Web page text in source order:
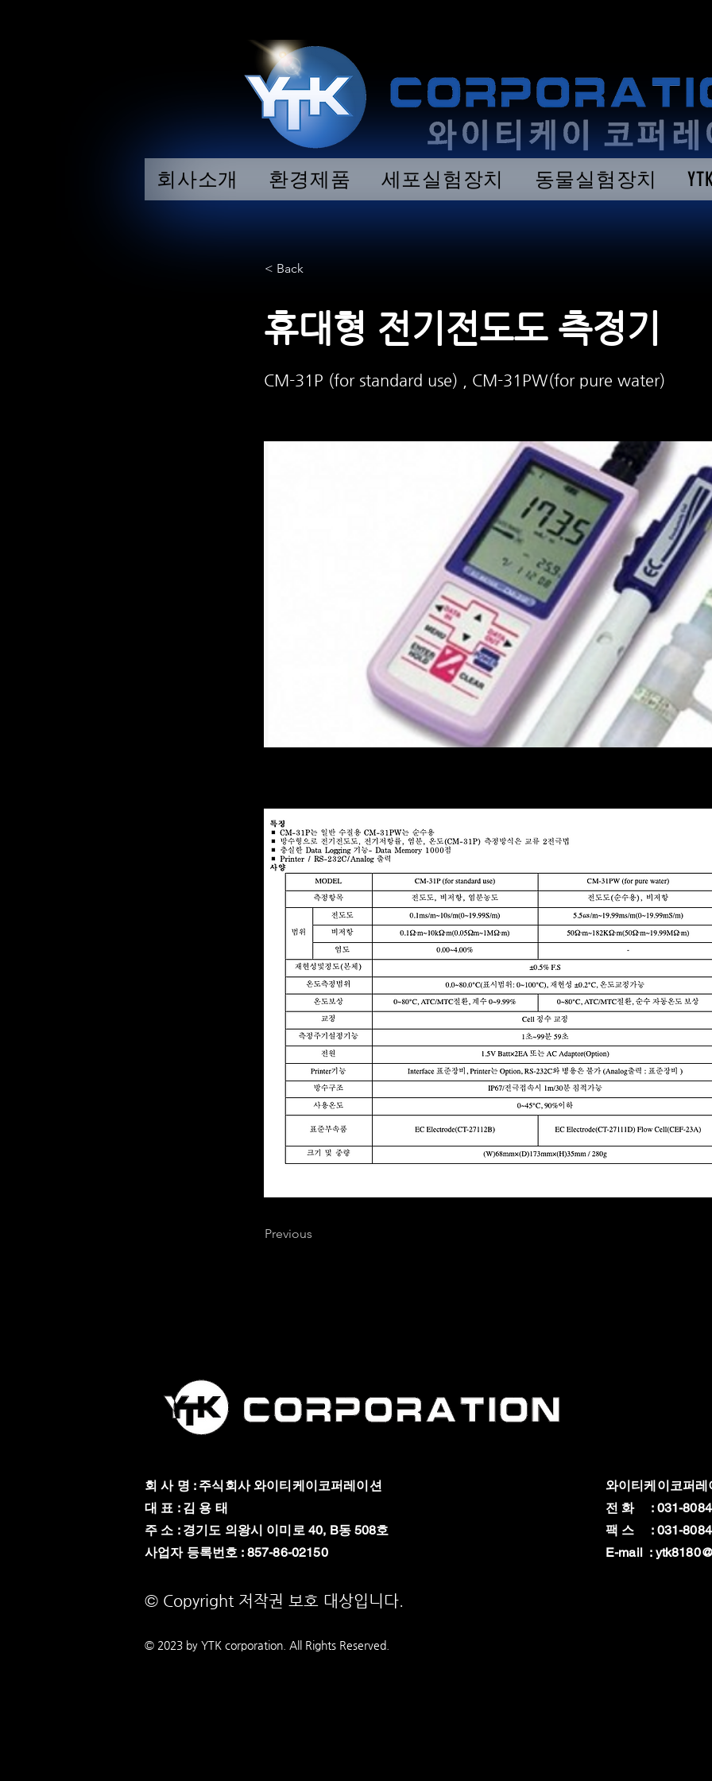
회사소개 환경제품 세포실험장치 동물실험장치
< Back
휴대형 전기전도도 측정기
CM-31P (for standard use) , CM-31PW(for pure water)
Previous
회 사 명 : 주식회사 와이티케이코퍼레이션
대 표 : 김 용 태
주 소 : 경기도 의왕시 이미로 40, B동 508호
​사업자 등록번호 : 857-86-02150
와이티케이코퍼레
전 화 : 031-
팩 스 : 031-
E-mail :
© Copyright 저작권 보호 대상입니다.
© 2023 by YTK corporation. All Rights Reserved.